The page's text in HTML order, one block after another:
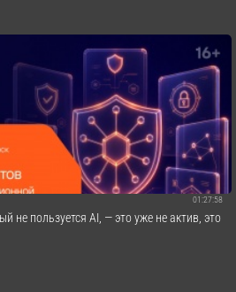
01:27:58
не пользуется AI, — это уже не актив, это